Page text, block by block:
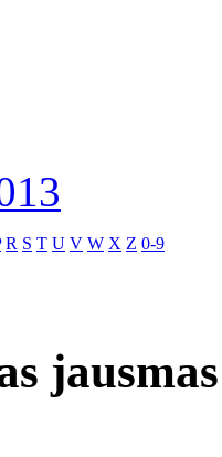
R S T U V W X Z 0-9